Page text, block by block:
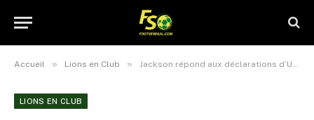
Accueil » Lions en Club » Jackson répond aux déclarations d’Uli Hoeneß : «Le nombre de matchs n’est pas ma priorité»
LIONS EN CLUB